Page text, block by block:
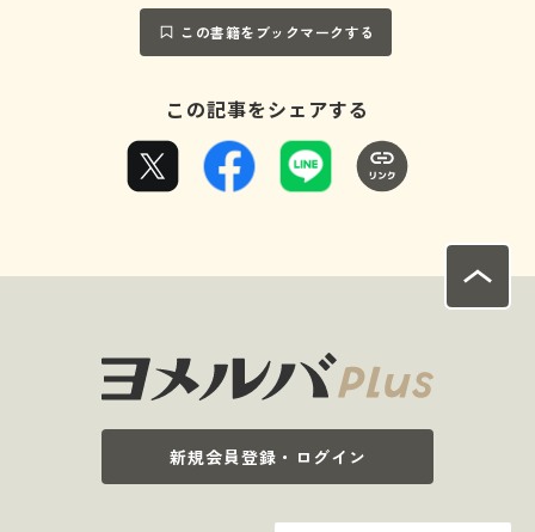
この書籍をブックマークする
この記事をシェアする
新規会員登録・ログイン